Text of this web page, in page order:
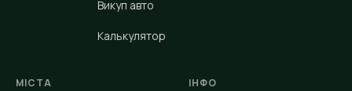
Викуп авто
Калькулятор
МІСТА ІНФО